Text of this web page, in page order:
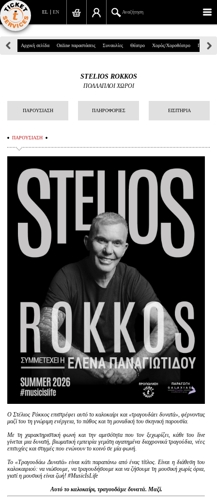
EN
EL Αναζήτηση
Πανεπιστημίου 39, Αθήνα
info@ticketservices.gr
Αναζήτηση
Σύνδεση/Εγγραφή
Είσοδος διαχειριστή
Αρχική σελίδα Online παραστάσεις Συναυλίες Θέατρο Χορός/Χοροθέατρο Παιδικά
STELIOS ROKKOS
ΠΟΛΛΑΠΛΟΙ ΧΩΡΟΙ
ΠΑΡΟΥΣΙΑΣΗ ΠΛΗΡΟΦΟΡΙΕΣ ΕΙΣΙΤΗΡΙΑ
ΠΑΡΟΥΣΙΑΣΗ
Ο Στέλιος Ρόκκος επιστρέφει αυτό το καλοκαίρι και «τραγουδάει δυνατά», φέρνοντας
μαζί του τη γνώριμη ενέργεια, το πάθος και τη μοναδική του σκηνική παρουσία.
Με τη χαρακτηριστική φωνή και την αμεσότητα που τον ξεχωρίζει, κάθε του live
γίνεται μια δυνατή, βιωματική εμπειρία γεμάτη αγαπημένα διαχρονικά τραγούδια, νέες
επιτυχίες και στιγμές που ενώνουν το κοινό σε μία φωνή.
Το «Τραγουδάω Δυνατά» είναι κάτι παραπάνω από ένας τίτλος. Είναι η διάθεση του
καλοκαιριού: να νιώσουμε, να τραγουδήσουμε και να ζήσουμε τη μουσική χωρίς όρια,
γιατί η μουσική είναι ζωή! #MusicIsLife
Αυτό το καλοκαίρι, τραγουδάμε δυνατά. Μαζί.